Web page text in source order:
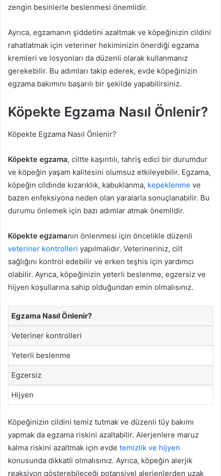
zengin besinlerle beslenmesi önemlidir.
Ayrıca, egzamanın şiddetini azaltmak ve köpeğinizin cildini
rahatlatmak için veteriner hekiminizin önerdiği egzama
kremleri ve losyonları da düzenli olarak kullanmanız
gerekebilir. Bu adımları takip ederek, evde köpeğinizin
egzama bakımını başarılı bir şekilde yapabilirsiniz.
Köpekte Egzama Nasıl Önlenir?
Köpekte Egzama Nasıl Önlenir?
Köpekte egzama, ciltte kaşıntılı, tahriş edici bir durumdur
ve köpeğin yaşam kalitesini olumsuz etkileyebilir. Egzama,
köpeğin cildinde kızarıklık, kabuklanma, kepeklenme ve
bazen enfeksiyona neden olan yaralarla sonuçlanabilir. Bu
durumu önlemek için bazı adımlar atmak önemlidir.
Köpekte egzamanın önlenmesi için öncelikle düzenli
veteriner kontrolleri yapılmalıdır. Veterineriniz, cilt
sağlığını kontrol edebilir ve erken teşhis için yardımcı
olabilir. Ayrıca, köpeğinizin yeterli beslenme, egzersiz ve
hijyen koşullarına sahip olduğundan emin olmalısınız.
Egzama Nasıl Önlenir?
Veteriner kontrolleri
Yeterli beslenme
Egzersiz
Hijyen
Köpeğinizin cildini temiz tutmak ve düzenli tüy bakımı
yapmak da egzama riskini azaltabilir. Alerjenlere maruz
kalma riskini azaltmak için evde temizlik ve hijyen
konusunda dikkatli olmalısınız. Ayrıca, köpeğin alerjik
reaksiyon gösterebileceği potansiyel alerjenlerden uzak